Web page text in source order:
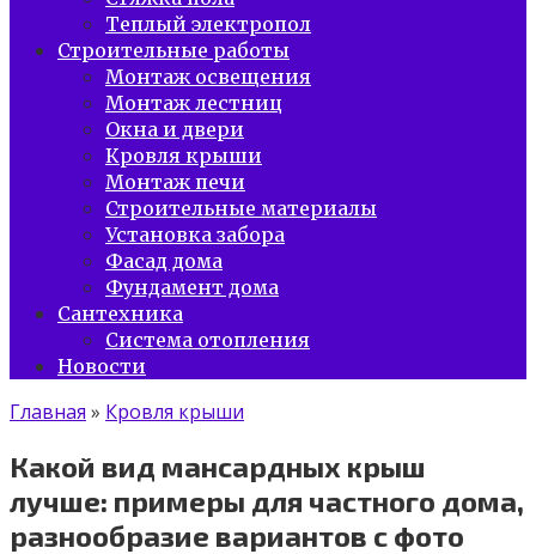
Теплый электропол
Строительные работы
Монтаж освещения
Монтаж лестниц
Окна и двери
Кровля крыши
Монтаж печи
Строительные материалы
Установка забора
Фасад дома
Фундамент дома
Сантехника
Система отопления
Новости
Главная » Кровля крыши
Какой вид мансардных крыш
лучше: примеры для частного дома,
разнообразие вариантов с фото